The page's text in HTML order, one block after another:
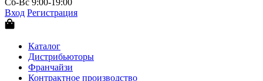
Вход Регистрация
Каталог
Дистрибьюторы
Франчайзи
Контрактное производство